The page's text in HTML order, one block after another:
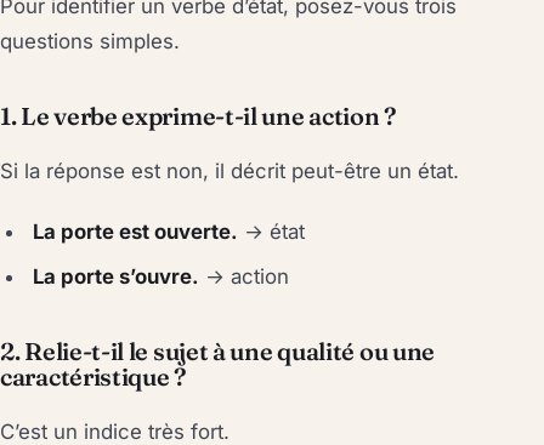
Pour identifier un verbe d’état, posez-vous trois
questions simples.
1. Le verbe exprime-t-il une action ?
Si la réponse est non, il décrit peut-être un état.
La porte est ouverte. → état
La porte s’ouvre. → action
2. Relie-t-il le sujet à une qualité ou une
caractéristique ?
C’est un indice très fort.